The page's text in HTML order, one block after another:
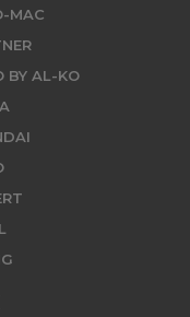
MAC
BY AL-KO